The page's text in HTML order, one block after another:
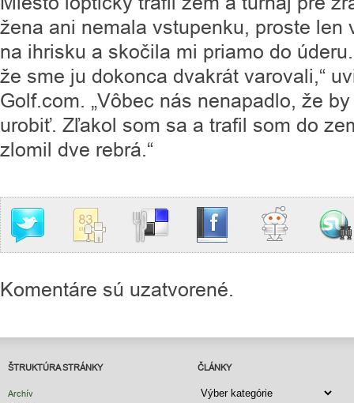
žena ani nemala vstupenku, proste len
na ihrisku a skočila mi priamo do
že sme ju dokonca dvakrát varovali,“
Golf.com. „Vôbec nás nenapadlo, že
urobiť. Zľakol som sa a trafil som do
zlomil dve rebrá.“
Komentáre sú uzatvorené.
ŠTRUKTÚRA STRÁNKY
Archív
ČLÁNKY
ČLÁNKY